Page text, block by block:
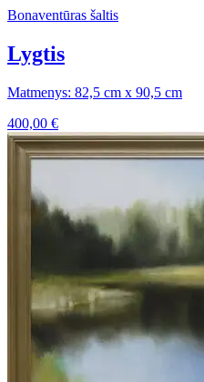
Bonaventūras šaltis
Lygtis
Matmenys: 82,5 cm x 90,5 cm
400,00 €